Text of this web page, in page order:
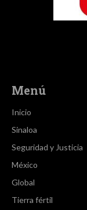
Menú
Inicio
Sinaloa
Seguridad y Justicia
México
Global
Tierra fértil